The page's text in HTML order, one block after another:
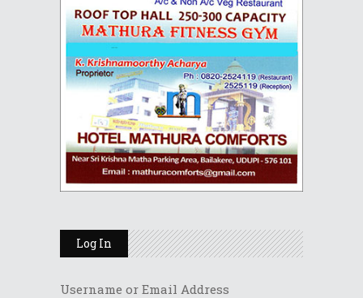
Log In
Username or Email Address